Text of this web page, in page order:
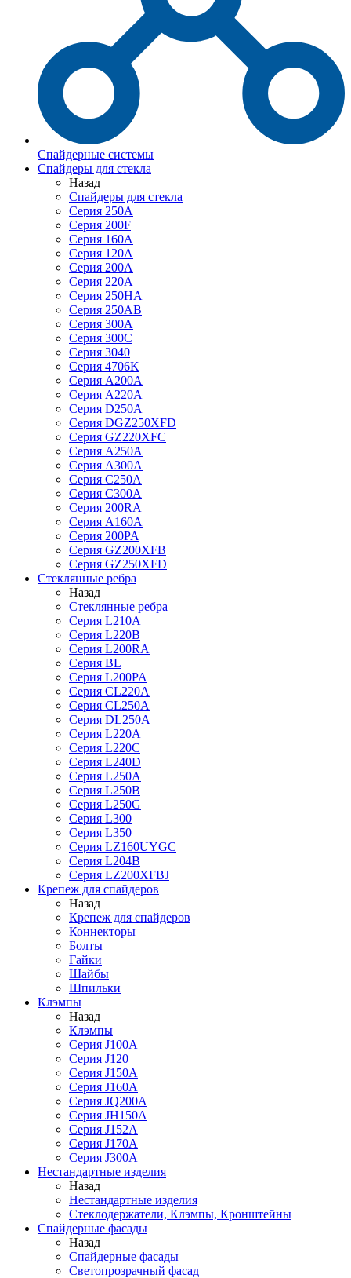
Спайдерные системы
Спайдеры для стекла
Назад
Спайдеры для стекла
Серия 250А
Серия 200F
Серия 160А
Серия 120A
Серия 200А
Серия 220А
Серия 250HA
Серия 250АB
Серия 300А
Серия 300С
Серия 3040
Серия 4706K
Серия A200A
Серия A220A
Серия D250A
Серия DGZ250XFD
Серия GZ220XFC
Серия А250А
Серия А300А
Серия С250A
Серия С300A
Серия 200RA
Серия А160A
Серия 200PA
Серия GZ200XFB
Серия GZ250XFD
Стеклянные ребра
Назад
Стеклянные ребра
Серия L210А
Серия L220В
Серия L200RA
Серия BL
Серия L200PA
Серия CL220A
Серия CL250A
Серия DL250A
Серия L220A
Серия L220C
Серия L240D
Серия L250A
Серия L250B
Серия L250G
Серия L300
Серия L350
Серия LZ160UYGC
Серия L204B
Серия LZ200XFBJ
Крепеж для спайдеров
Назад
Крепеж для спайдеров
Коннекторы
Болты
Гайки
Шайбы
Шпильки
Клэмпы
Назад
Клэмпы
Серия J100A
Серия J120
Серия J150A
Серия J160A
Серия JQ200A
Серия JH150A
Серия J152A
Серия J170A
Серия J300A
Нестандартные изделия
Назад
Нестандартные изделия
Стеклодержатели, Клэмпы, Кронштейны
Спайдерные фасады
Назад
Спайдерные фасады
Светопрозрачный фасад